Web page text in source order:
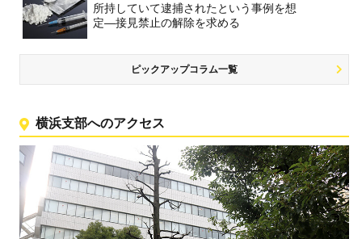
所持していて逮捕されたという事例を想
定―接見禁止の解除を求める
ピックアップコラム一覧
横浜支部へのアクセス